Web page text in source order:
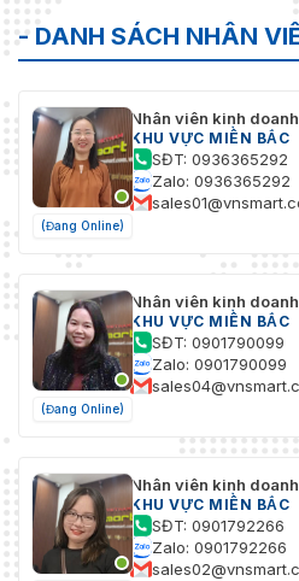
- DANH SÁCH NHÂN
(Đang Online)
Nhân viên kinh
KHU VỰC MIỀN BẮC
SĐT: 0936365292
Zalo: 0936365292
(Đang Online)
Nhân viên kinh
KHU VỰC MIỀN BẮC
SĐT: 0901790099
Zalo: 0901790099
Nhân viên kinh
KHU VỰC MIỀN BẮC
SĐT: 0901792266
Zalo: 0901792266